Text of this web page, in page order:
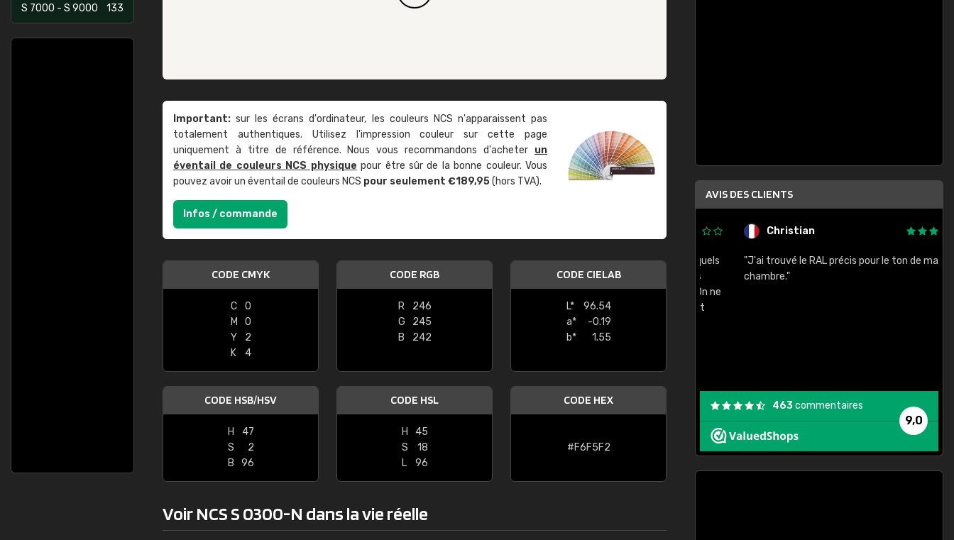
S 7000 - S 9000 133
Important: sur les écrans d'ordinateur, les couleurs NCS n'apparaissent pas
totalement authentiques. Utilisez l'impression couleur sur cette page
uniquement à titre de référence. Nous vous recommandons d'acheter un
éventail de couleurs NCS physique pour être sûr de la bonne couleur. Vous
pouvez avoir un éventail de couleurs NCS pour seulement €189,95(hors TVA).
Infos / commande
CODE CMYK
C
0
M
0
Y
2
K
4
CODE RGB
R
246
G
245
B
242
CODE CIELAB
L*
96.54
a*
-0.19
b*
1.55
CODE HSB/HSV
H
47
S
2
B
96
CODE HSL
H
45
S
18
L
96
CODE HEX
#F6F5F2
Voir NCS S 0300-N dans la vie réelle
AVIS DES CLIENTS
"Le site ne permet pas de voir clairement quels
sont les produits disponibles. Il y a plusieurs
palettes de couleurs: Classic, Design, etc. On ne
comprend pas qui est quoi. La livraison s'est
bien passé et le produit reçu me convient."
Christian
"J'ai trouvé le RAL précis pour le ton de ma
chambre."
9,0
463commentaires